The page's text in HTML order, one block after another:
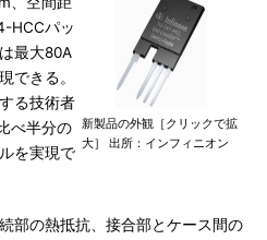
新製品の外観［クリックで拡
大］ 出所：インフィニオン
HCCパッ
最大80A
できる。
る技術者
べ半分の
を実現で
部の熱抵抗、接合部とケース間の